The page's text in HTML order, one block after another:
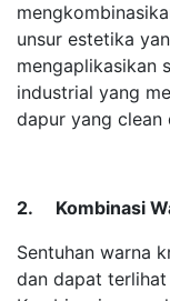
unsur estetika
mengaplikasikan
industrial yang
dapur yang clean
2. Kombinasi
Sentuhan warna
dan dapat